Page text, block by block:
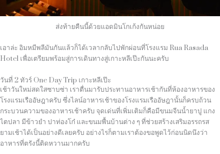
ส่งท้ายคืนนี้ด้วยแอดมินโกเก้งกันหน่อย
เอาล่ะ อิมหมีพลีมันกันแล้วก็ได้เวลากลับไปพักผ่อนที่โรงแรม Rua Rasada
Hotel เพื่อเตรียมพร้อมสู่การเดินทางสู่เกาะหลีเป๊ะกันนะครับ
วันที่ 2 ทัวร์ One Day Trip เกาะหลีเป๊ะ
เช้าวันใหม่สดใสซาบซ่า เราตื่นมารับประทานอาหารเช้ากันที่ห้องอาหารของ
โรงแรมเรืออัษฎาครับ ซึ่งไลน์อาหารเช้าของโรงแรมเรืออัษฎานั้นก็ครบถ้วน
กระบวนความของอาหารเช้าครับ จุดเด่นที่เพิ่มเติมก็คือมีขนมจีนน้ำยาปู แกง
ไตปลา มีข้าวยำ ปาท่องโก๋ และขนมพื้นบ้านต่าง ๆ ที่ช่วยสร้างเสริมอรรถรส
ยามเช้าได้เป็นอย่างดีเลยครับ อย่างไรก็ตามเราต้องขอพูดไว้ก่อนนิดนึงว่า
อาหารที่ตรังนี้ติดหวานมากครับ